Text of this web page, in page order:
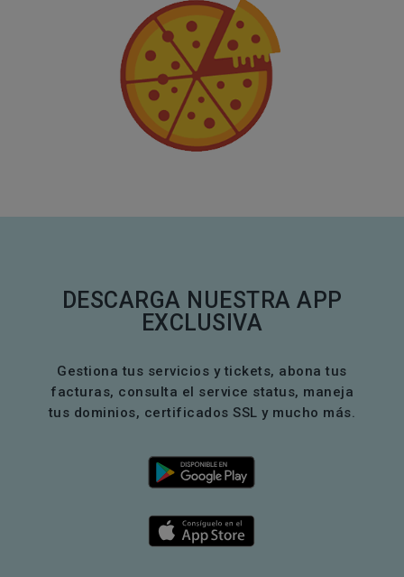
DESCARGA NUESTRA APP
EXCLUSIVA
Gestiona tus servicios y tickets, abona tus
facturas, consulta el service status, maneja
tus dominios, certificados SSL y mucho más.